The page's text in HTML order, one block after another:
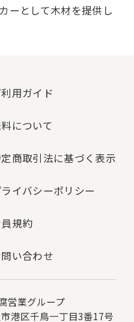
ーとして木材を提供し
用ガイド
について
商取引法に基づく表示
イバシーポリシー
規約
い合わせ
営業グループ
港区千鳥一丁目3番17号